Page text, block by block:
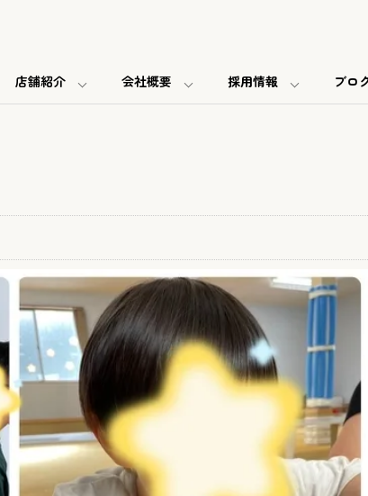
店舗紹介 会社概要 採用情報 ブロ